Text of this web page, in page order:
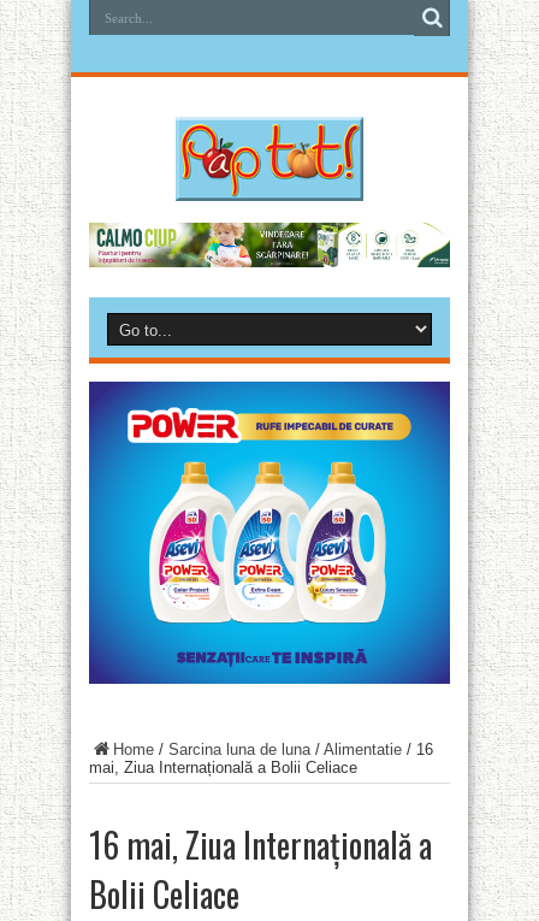
Home / Sarcina luna de luna/ Alimentatie / 16
mai, Ziua Internațională a Bolii Celiace
16 mai, Ziua Internațională a
Bolii Celiace